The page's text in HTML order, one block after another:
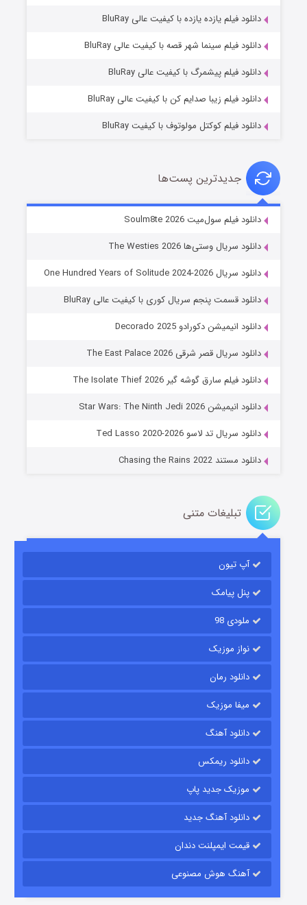
خاندان اژدها فصل ۳
جادوگری در مغولستان
قسمت 14 (زیرنویس) منتشر شد
قسمت
دانلود فیلم یازده یازده با کیفیت عالی BluRay
دانلود فیلم سینما شهر قصه با کیفیت عالی BluRay
دانلود فیلم پیشمرگ با کیفیت عالی BluRay
دانلود فیلم زیبا صدایم کن با کیفیت عالی BluRay
دانلود فیلم کوکتل مولوتوف با کیفیت BluRay
جدیدترین پست‌ها
دانلود فیلم سول‌میت Soulm8te 2026
دانلود سریال وستی‌ها The Westies 2026
دانلود سریال One Hundred Years of Solitude 2024-2026
دانلود قسمت پنجم سریال کوری با کیفیت عالی BluRay
دانلود انیمیشن دکورادو Decorado 2025
دانلود سریال قصر شرقی The East Palace 2026
دانلود فیلم سارق گوشه گیر The Isolate Thief 2026
دانلود انیمیشن Star Wars: The Ninth Jedi 2026
دانلود سریال تد لاسو Ted Lasso 2020-2026
دانلود مستند Chasing the Rains 2022
تبلیغات متنی
آپ تیون
پنل پیامک
ملودی 98
نواز موزیک
دانلود رمان
میفا موزیک
دانلود آهنگ
دانلود ریمکس
موزیک جدید پاپ
دانلود آهنگ جدید
قیمت ایمپلنت دندان
آهنگ هوش مصنوعی